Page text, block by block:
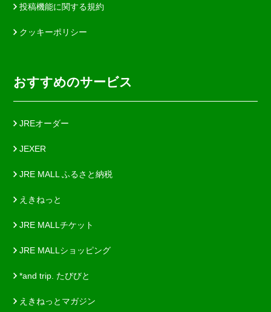
投稿機能に関する規約
クッキーポリシー
おすすめのサービス
JREオーダー
JEXER
JRE MALL ふるさと納税
えきねっと
JRE MALLチケット
JRE MALLショッピング
*and trip. たびびと
えきねっとマガジン